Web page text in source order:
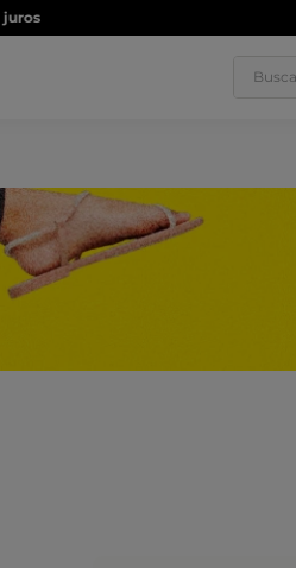
| Entregamos em todo o Brasil
9º